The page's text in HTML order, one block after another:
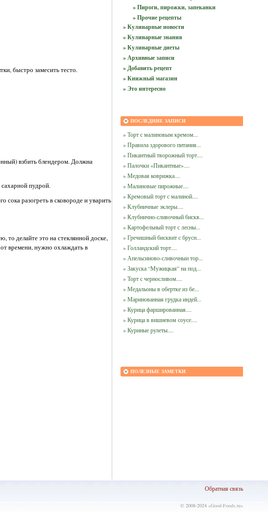
быстро замесить тесто.
взбить блендером. Должна
пудрой.
разогреть в сковороде и уварить
то делайте это на стеклянной доске,
времени, нужно охлаждать в
» Пироги, пирожки, запеканки
» Прочие рецепты
» Кулинарные новости
» Кулинарные знания
» Кулинарные диеты
» Архивные записи
» Добавить рецепт
» Книжный магазин
» Это интересно
ПОСЛЕДНИЕ ЗАПИСИ
» Торт с малиновым кремом...
» Правила здорового питания...
» Пикантный творожный торт....
» Палочки «Пикантные»....
» Медовая коврижка....
» Малиновые пирожные....
» Кремовый торт с малиной....
» Клубничные эклеры....
» Клубнично-сливочный бискв...
» Картофельный торт с лесны...
» Гречишный бисквит с брусн...
» Голландский торт....
» Апельсиново-сливочныи тор...
» Закуска “Мужицкая” на под...
» Торт с черносливом....
» Медальоны в обертке из бе...
» Маринованная грудка индей...
» Курица фаршированная....
» Курица в вишневом соусе....
» Куриные рулеты....
ПОЛЕЗНЫЕ ЗАМЕТКИ
Обратная связь
© 2008-2024 «Good-Foods.ru»